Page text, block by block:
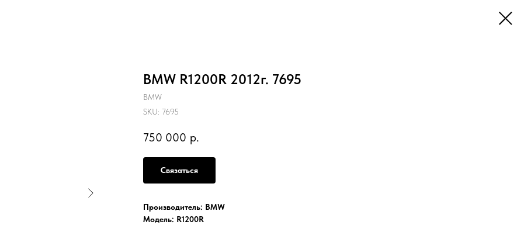
BMW R1200R 2012г. 7695
BMW
SKU: 7695
750 000 р.
Связаться
Производитель: BMW
Модель: R1200R